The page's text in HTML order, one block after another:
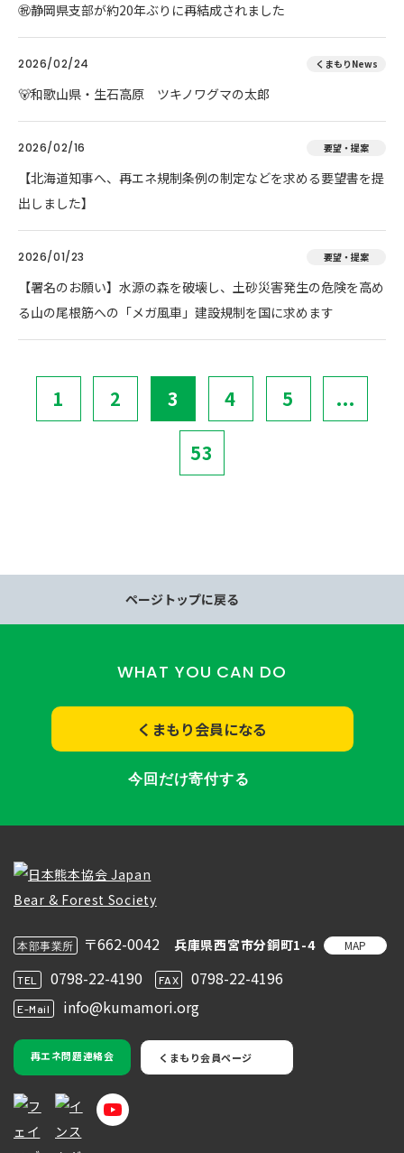
㊗️静岡県支部が約20年ぶりに再結成されました
2026/02/24 くまもりNews
🐻和歌山県・生石高原 ツキノワグマの太郎
2026/02/16 要望・提案
【北海道知事へ、再エネ規制条例の制定などを求める要望書を提
出しました】
2026/01/23 要望・提案
【署名のお願い】水源の森を破壊し、土砂災害発生の危険を高め
る山の尾根筋への「メガ風車」建設規制を国に求めます
1 2 3 4 5 ...
53
ページトップに戻る
WHAT YOU CAN DO
くまもり会員になる
今回だけ寄付する
本部事業所 〒662-0042 兵庫県西宮市分銅町1-4 MAP
TEL 0798-22-4190 FAX 0798-22-4196
E-Mail info@kumamori.org
再エネ問題連絡会 くまもり会員ページ